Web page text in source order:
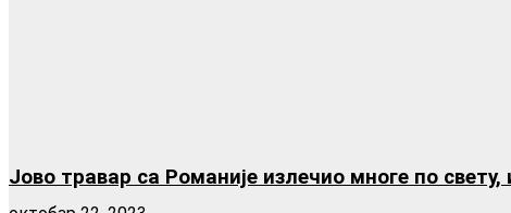
Јово травар са Романије излечио многе по